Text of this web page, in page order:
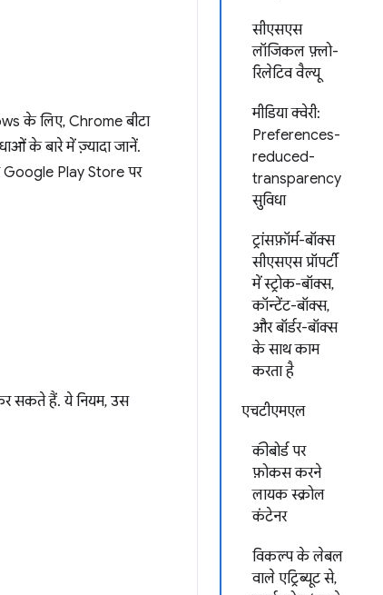
सीएसएस
लॉजिकल फ़्लो-
रिलेटिव वैल्यू
मीडिया क्वेरी:
Preferences-
reduced-
transparency
सुविधा
ट्रांसफ़ॉर्म-बॉक्स
सीएसएस प्रॉपर्टी
में स्ट्रोक-बॉक्स,
कॉन्टेंट-बॉक्स,
और बॉर्डर-बॉक्स
के साथ काम
करता है
एचटीएमएल
कीबोर्ड पर
फ़ोकस करने
लायक स्क्रोल
कंटेनर
विकल्प के लेबल
वाले एट्रिब्यूट से,
के लिए, Chrome बीटा
के बारे में ज़्यादा जानें.
Google Play Store पर
सकते हैं. ये नियम, उस